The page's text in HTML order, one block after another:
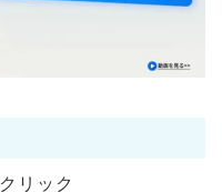
リック